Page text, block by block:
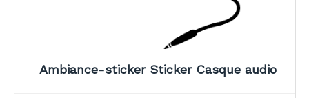
Ambiance-sticker Sticker Casque audio